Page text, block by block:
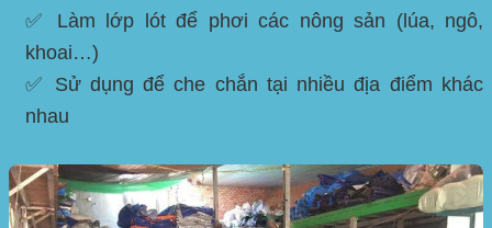
✅ Làm lớp lót để phơi các nông sản (lúa, ngô,
khoai…)
✅ Sử dụng để che chắn tại nhiều địa điểm khác
nhau